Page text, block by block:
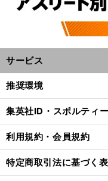
サービス
推奨環境
集英社ID・スポルティ
利用規約・会員規約
特定商取引法に基づく